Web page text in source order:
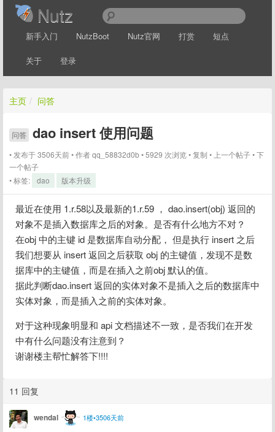
Nutz
新手入门 NutzBoot Nutz官网 打赏 短点
关于 登录
主页 / 问答
问答 dao insert 使用问题
发布于 3506天前 作者qq_58832d0b 5929 次浏览 复制 上一个帖子 下
一个帖子
标签:
dao 版本升级
最近在使用 1.r.58以及最新的1.r.59 ， dao.insert(obj) 返回的
对象不是插入数据库之后的对象。是否有什么地方不对？
在obj 中的主键 id 是数据库自动分配， 但是执行 insert 之后
我们想要从 insert 返回之后获取 obj 的主键值，发现不是数
据库中的主键值，而是在插入之前obj 默认的值。
据此判断dao.insert 返回的实体对象不是插入之后的数据库中
实体对象，而是插入之前的实体对象。
对于这种现象明显和 api 文档描述不一致，是否我们在开发
中有什么问题没有注意到？
谢谢楼主帮忙解答下!!!!
11 回复
wendal 1楼•3506天前